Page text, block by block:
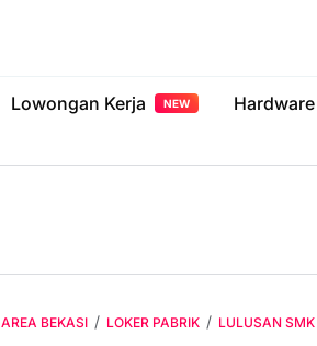
Lowongan Kerja NEW Hardware
AREA BEKASI LOKER PABRIK LULUSAN SMK